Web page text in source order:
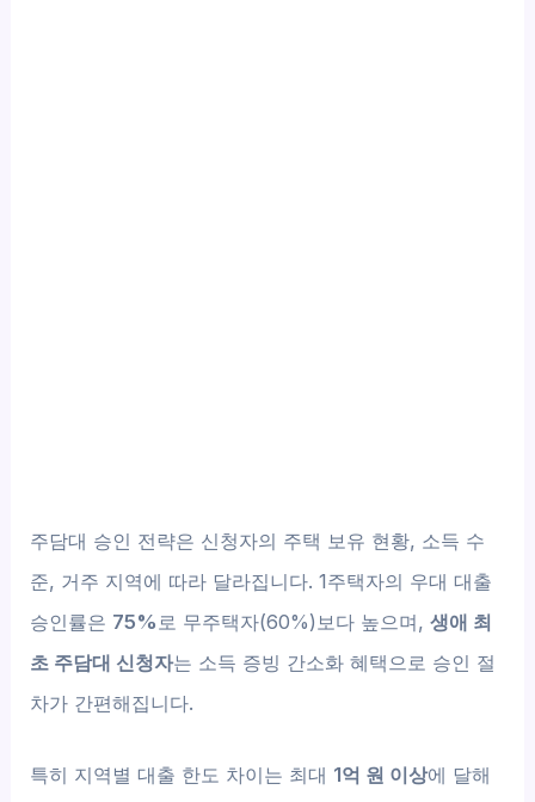
주담대 승인 전략은 신청자의 주택 보유 현황, 소득 수
준, 거주 지역에 따라 달라집니다. 1주택자의 우대 대출
승인률은 75% 로 무주택자(60%)보다 높으며,생애 최
초 주담대 신청자는 소득 증빙 간소화 혜택으로 승인 절
차가 간편해집니다.
특히 지역별 대출 한도 차이는 최대 1억 원 이상에 달해